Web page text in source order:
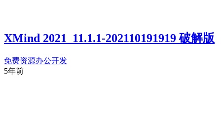
XMind 2021_11.1.1-202110191919 破解版
免费资源办公开发
5年前